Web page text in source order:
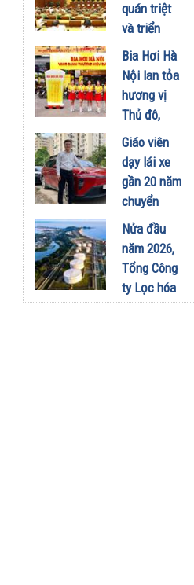
nghiệp -
sinh thái
tại Vũng
Áng
29/07/2026
quán triệt
và triển
khai thực
hiện Nghị
quyết Hội
nghị Trung
29/07/2026
Bia Hơi Hà
Nội lan tỏa
hương vị
Thủ đô,
khuấy động
mùa hè tại
TP. Hồ Chí
Minh
Giáo viên
dạy lái xe
gần 20 năm
chuyển
sang dùng
Limo
Green: Tôi
đã hiểu vì
sao xe điện
Nửa đầu
năm 2026,
Tổng Công
ty Lọc hóa
dầu Việt